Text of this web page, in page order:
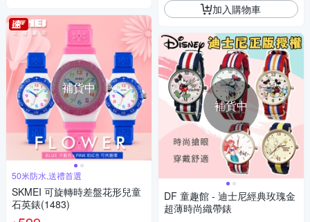
補貨中
50米防水,送禮首選
SKMEI 可旋轉時差盤花形兒童
石英錶(1483)
加入購物車
補貨中
DF 童趣館 - 迪士尼經典玫瑰金
超薄時尚織帶錶